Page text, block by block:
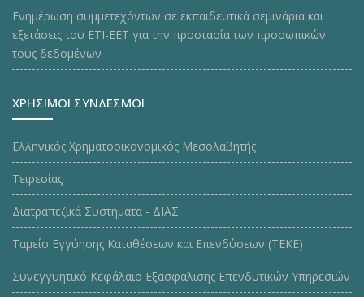
Ενημέρωση συμμετεχόντων σε εκπαιδευτικά σεμινάρια και
εξετάσεις του ΕΤΙ-ΕΕΤ για την προστασία των προσωπικών
τους δεδομένων
ΧΡΗΣΙΜΟΙ ΣΥΝΔΕΣΜΟΙ
Ελληνικός Χρηματοοικονομικός Μεσολαβητής
Τειρεσίας
Διατραπεζικά Συστήματα - ΔΙΑΣ
Ταμείο Εγγύησης Καταθέσεων και Επενδύσεων (ΤΕΚE)
Συνεγγυητικό Κεφάλαιο Εξασφάλισης Επενδυτικών Υπηρεσιών